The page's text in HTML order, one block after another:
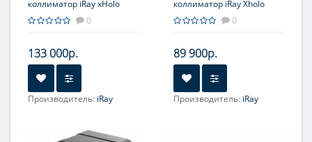
коллиматор iRay xHolo
HL13
0
133 000р.
Производитель: iRay
Прицельная сетка:3 шт.
коллиматор iRay Xholo
HP06
0
89 900р.
Производитель: iRay